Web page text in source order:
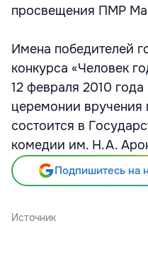
просвещения ПМР
Имена победителей
конкурса «Человек
12 февраля 2010
церемонии вручения
состоится в
комедии им. Н.А.
Подпишитесь на
Источник